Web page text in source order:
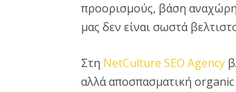
προορισμούς, βάση
μας δεν είναι σωστά
Στη NetCulture SEO Agency
αλλά αποσπασματική